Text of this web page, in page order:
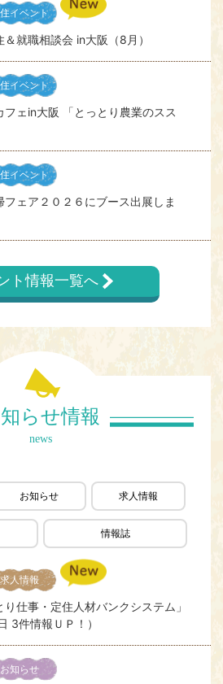
イベント
＆就職相談会 in大阪（8月）
イベント
フェin大阪 「とっとり農業のスス
イベント
フェア２０２６にブース出展しま
イベント
ター相談会（8月）
職イベント
スで巡る県内就職人気企業～（東部
開催のお知らせ
イベント
おしごと体験in倉吉～(8/12)開
イベント
とりワクスタFES（7/12）開催
イベント
ト情報一覧へ
らせ情報
news
お知らせ 求人情報
情報誌
求人情報
り仕事・定住人材バンクシステム」
3件情報ＵＰ！）
お知らせ